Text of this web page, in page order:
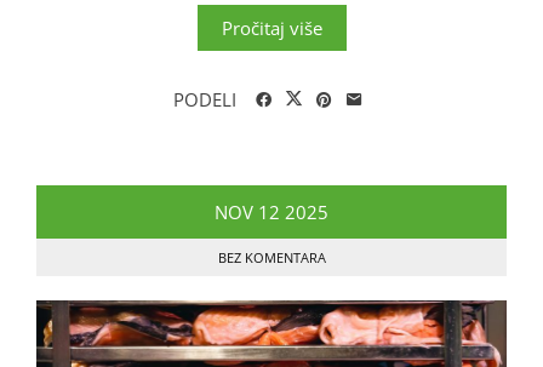
Pročitaj više
PODELI
NOV 12 2025
BEZ KOMENTARA